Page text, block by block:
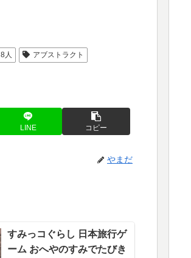
8人
アブストラクト
LINE コピー
やまだ
すみっコぐらし 日本旅行ゲ
ーム おへやのすみでたびき